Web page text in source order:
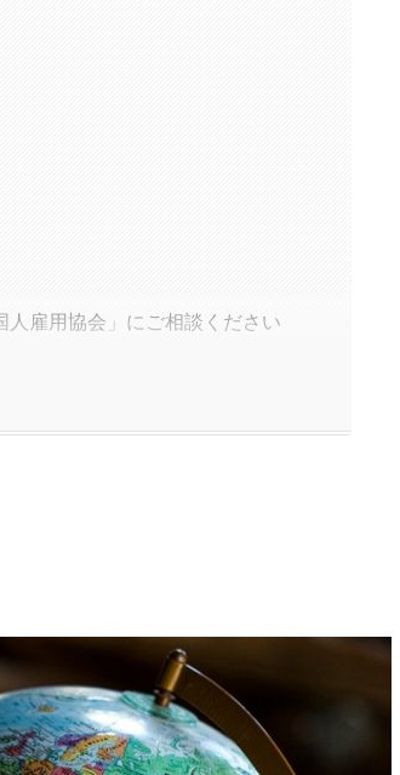
雇用協会」にご相談ください